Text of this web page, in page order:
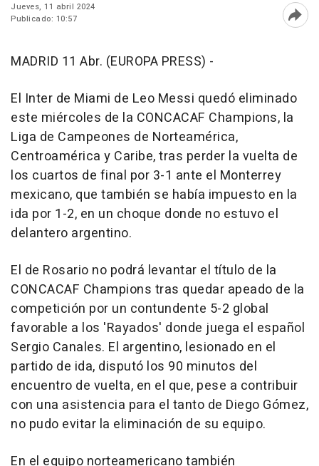
Jueves, 11 abril 2024
Publicado: 10:57
MADRID 11 Abr. (EUROPA PRESS) -
El Inter de Miami de Leo Messi quedó eliminado
este miércoles de la CONCACAF Champions, la
Liga de Campeones de Norteamérica,
Centroamérica y Caribe, tras perder la vuelta de
los cuartos de final por 3-1 ante el Monterrey
mexicano, que también se había impuesto en la
ida por 1-2, en un choque donde no estuvo el
delantero argentino.
El de Rosario no podrá levantar el título de la
CONCACAF Champions tras quedar apeado de la
competición por un contundente 5-2 global
favorable a los 'Rayados' donde juega el español
Sergio Canales. El argentino, lesionado en el
partido de ida, disputó los 90 minutos del
encuentro de vuelta, en el que, pese a contribuir
con una asistencia para el tanto de Diego Gómez,
no pudo evitar la eliminación de su equipo.
En el equipo norteamericano también